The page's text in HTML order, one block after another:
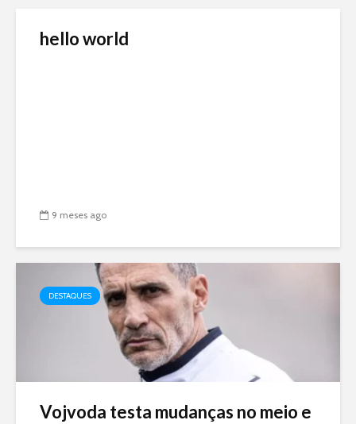
hello world
9 meses ago
DESTAQUES
Vojvoda testa mudanças no meio e